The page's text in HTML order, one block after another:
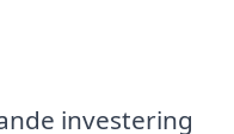
investering